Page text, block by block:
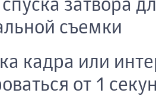
затвора
съемки
кадра или
от 1